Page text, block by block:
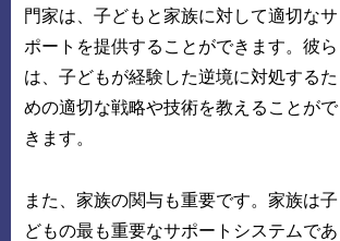
門家は、子どもと家族に対して適切なサ
ポートを提供することができます。彼ら
は、子どもが経験した逆境に対処するた
めの適切な戦略や技術を教えることがで
きます。
また、家族の関与も重要です。家族は子
どもの最も重要なサポートシステムであ